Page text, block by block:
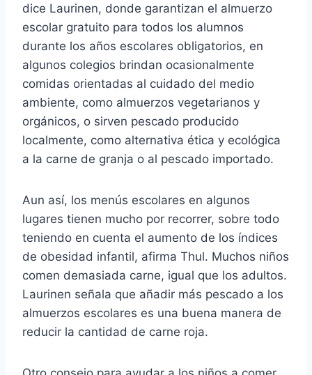
dice Laurinen, donde garantizan el almuerzo
escolar gratuito para todos los alumnos
durante los años escolares obligatorios, en
algunos colegios brindan ocasionalmente
comidas orientadas al cuidado del medio
ambiente, como almuerzos vegetarianos y
orgánicos, o sirven pescado producido
localmente, como alternativa ética y ecológica
a la carne de granja o al pescado importado.
Aun así, los menús escolares en algunos
lugares tienen mucho por recorrer, sobre todo
teniendo en cuenta el aumento de los índices
de obesidad infantil, afirma Thul. Muchos niños
comen demasiada carne, igual que los adultos.
Laurinen señala que añadir más pescado a los
almuerzos escolares es una buena manera de
reducir la cantidad de carne roja.